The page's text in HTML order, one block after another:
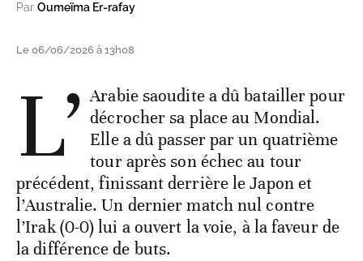
Par Oumeïma Er-rafay
Le 06/06/2026 à 13h08
L’ Arabie saoudite a dû batailler pour
décrocher sa place au Mondial.
Elle a dû passer par un quatrième
tour après son échec au tour
précédent, finissant derrière le Japon et
l’Australie. Un dernier match nul contre
l’Irak (0-0) lui a ouvert la voie, à la faveur de
la différence de buts.